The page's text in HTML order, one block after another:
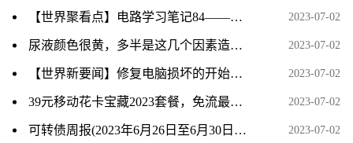
【世界聚看点】电路学习笔记84——极点、零点与冲激响应 2023-07-02
尿液颜色很黄，多半是这几个因素造成的_新资讯 2023-07-02
【世界新要闻】修复电脑损坏的开始菜单 2023-07-02
39元移动花卡宝藏2023套餐，免流最高200GB 环球热头条 2023-07-02
可转债周报(2023年6月26日至6月30日)：转债市场反弹 后续仍需均衡布局_全球今头条 2023-07-02